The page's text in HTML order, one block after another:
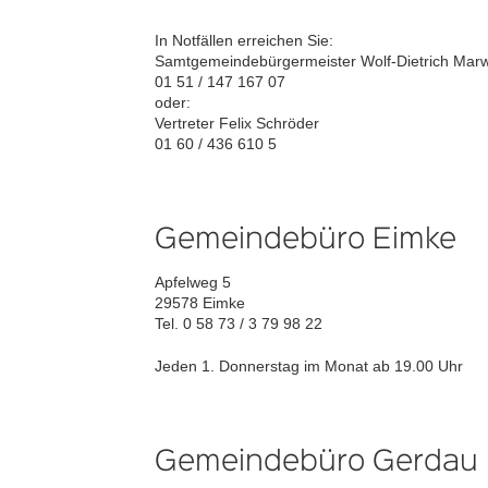
In Notfällen erreichen Sie:
Samtgemeindebürgermeister Wolf-Dietrich
01 51 / 147 167 07
oder:
Vertreter Felix Schröder
01 60 / 436 610 5
Gemeindebüro Eimke
Apfelweg 5
29578 Eimke
Tel. 0 58 73 / 3 79 98 22
Jeden 1. Donnerstag im Monat ab 19.00 Uhr
Gemeindebüro Gerdau